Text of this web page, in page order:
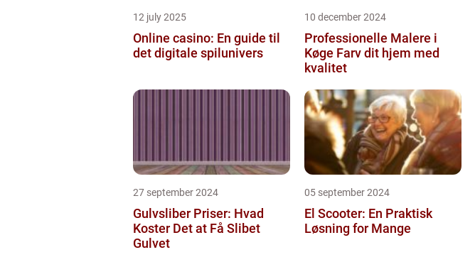
12 july 2025
Online casino: En guide til
det digitale spilunivers
10 december 2024
Professionelle Malere i
Køge Farv dit hjem med
kvalitet
27 september 2024
Gulvsliber Priser: Hvad
Koster Det at Få Slibet
Gulvet
05 september 2024
El Scooter: En Praktisk
Løsning for Mange